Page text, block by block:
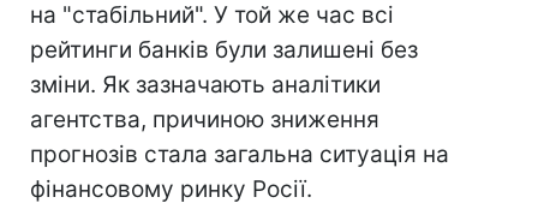
на "стабільний". У той же час всі
рейтинги банків були залишені без
зміни. Як зазначають аналітики
агентства, причиною зниження
прогнозів стала загальна ситуація на
фінансовому ринку Росії.